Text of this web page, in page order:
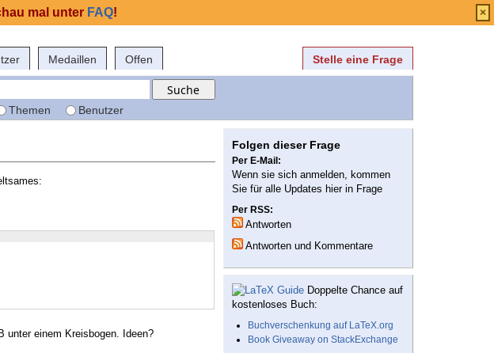
Medaillen Offen Stelle eine Frage
Themen Benutzer
unter einem Kreisbogen. Ideen?
Folgen dieser Frage
Per E-Mail:
Wenn sie sich anmelden, kommen
Sie für alle Updates hier in Frage
Per RSS:
Antworten
Antworten und Kommentare
Doppelte Chance auf
kostenloses Buch:
Buchverschenkung auf LaTeX.org
Book Giveaway on StackExchange
mal unter FAQ! ×